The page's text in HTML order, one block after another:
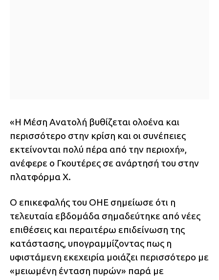
«Η Μέση Ανατολή βυθίζεται ολοένα και
περισσότερο στην κρίση και οι συνέπειες
εκτείνονται πολύ πέρα από την περιοχή»,
ανέφερε ο Γκουτέρες σε ανάρτησή του στην
πλατφόρμα Χ.
Ο επικεφαλής του ΟΗΕ σημείωσε ότι η
τελευταία εβδομάδα σημαδεύτηκε από νέες
επιθέσεις και περαιτέρω επιδείνωση της
κατάστασης, υπογραμμίζοντας πως η
υφιστάμενη εκεχειρία μοιάζει περισσότερο με
«μειωμένη ένταση πυρών» παρά με